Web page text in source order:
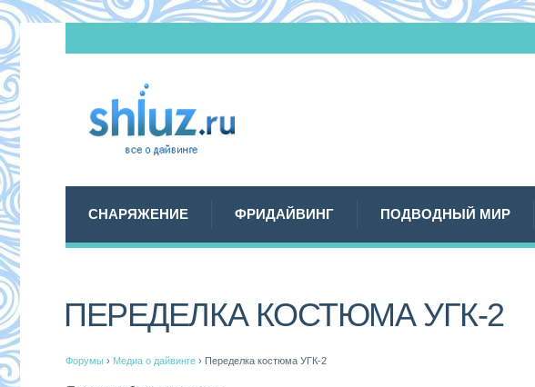
СНАРЯЖЕНИЕ ФРИДАЙВИНГ ПОДВОДНЫЙ МИР
ПЕРЕДЕЛКА КОСТЮМА УГК-2
Форумы › Медиа о дайвинге › Переделка костюма УГК-2